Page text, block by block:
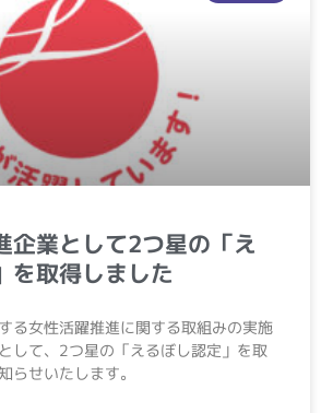
企業として2つ星の「え
を取得しました
る⼥性活躍推進に関する取組みの実施
して、2つ星の「えるぼし認定」を取
らせいたします。